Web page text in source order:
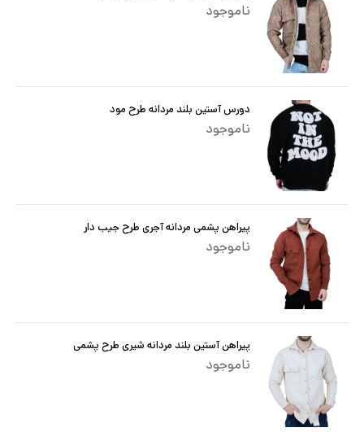
ناموجود
دورس آستین بلند مردانه طرح مود
ناموجود
پیراهن پشمی مردانه آجری طرح جیب دار
ناموجود
پیراهن آستین بلند مردانه شیری طرح پشمی
ناموجود